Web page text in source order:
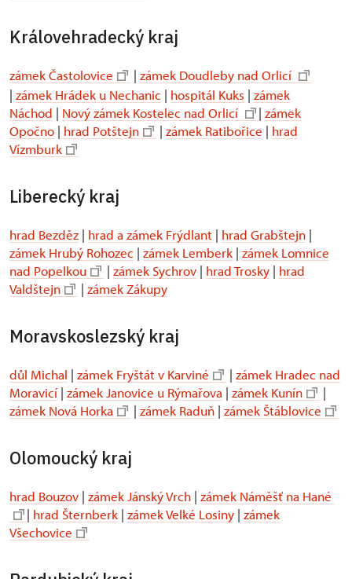
Královehradecký kraj
zámek Častolovice | zámek Doudleby nad Orlicí
| zámek Hrádek u Nechanic | hospitál Kuks | zámek
Náchod | Nový zámek Kostelec nad Orlicí | zámek
Opočno | hrad Potštejn | zámek Ratibořice | hrad
Vízmburk
Liberecký kraj
hrad Bezděz | hrad a zámek Frýdlant | hrad Grabštejn |
zámek Hrubý Rohozec | zámek Lemberk | zámek Lomnice
nad Popelkou
| zámek Sychrov | hrad Trosky | hrad
Valdštejn
| zámek Zákupy
Moravskoslezský kraj
důl Michal | zámek Fryštát v Karviné | zámek Hradec nad
Moravicí | zámek Janovice u Rýmařova | zámek Kunín
|
zámek Nová Horka
| zámek Raduň | zámek Štáblovice
Olomoucký kraj
hrad Bouzov | zámek Jánský Vrch | zámek Náměšť na Hané
| hrad Šternberk | zámek Velké Losiny | zámek
Všechovice